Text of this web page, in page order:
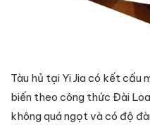
Tàu hủ tại Yi Jia có kết cấu
biến theo công thức Đài
không quá ngọt và có độ